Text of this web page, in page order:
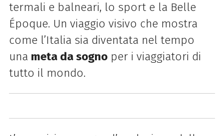
termali e balneari, lo sport e la Belle
Époque. Un viaggio visivo che mostra
come l’Italia sia diventata nel tempo
una meta da sognoper i viaggiatori di
tutto il mondo.